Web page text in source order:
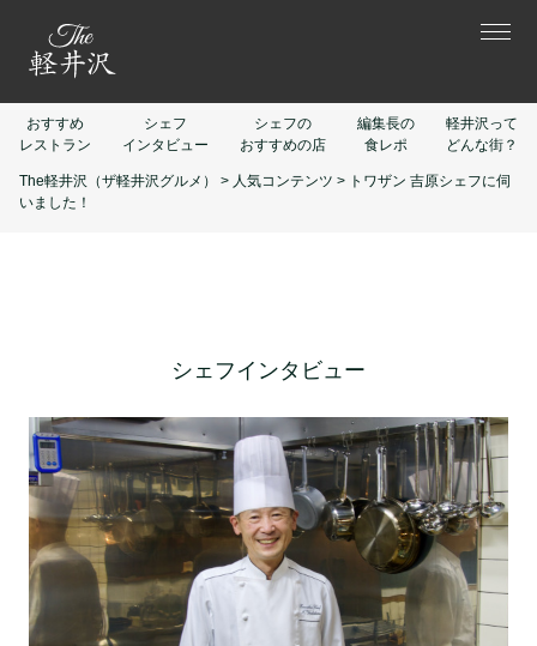
おすすめ
レストラン
シェフ
インタビュー
シェフの
おすすめの店
編集長の
食レポ
軽井沢って
どんな街？
The軽井沢（ザ軽井沢グルメ） > 人気コンテンツ > トワザン 吉原シェフに伺
いました！
シェフインタビュー